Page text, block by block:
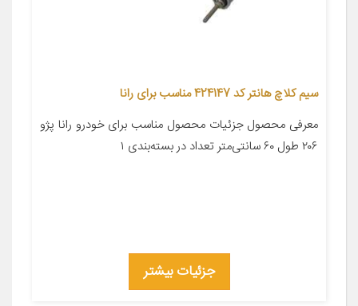
سیم کلاچ هانتر کد 424147 مناسب برای رانا
معرفی محصول جزئیات محصول مناسب برای خودرو رانا پژو
۲۰۶ طول ۶۰ سانتی‌متر تعداد در بسته‌بندی ۱
جزئیات بیشتر